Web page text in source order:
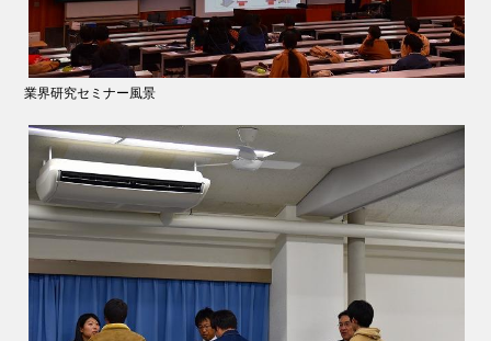
業界研究セミナー風景